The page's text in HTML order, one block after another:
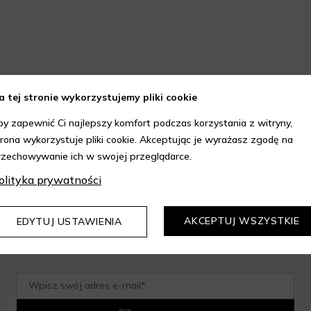
newslettera i odbierz
przy minimalnej wartości zamówienia 199 zł.
tej stronie wykorzystujemy pliki cookie
zapewnić Ci najlepszy komfort podczas korzystania z witryny,
wykorzystuje pliki cookie. Akceptując je wyrażasz zgodę na
ich w swojej przeglądarce.
prywatności
EDYTUJ USTAWIENIA AKCEPTUJ WSZYSTKIE